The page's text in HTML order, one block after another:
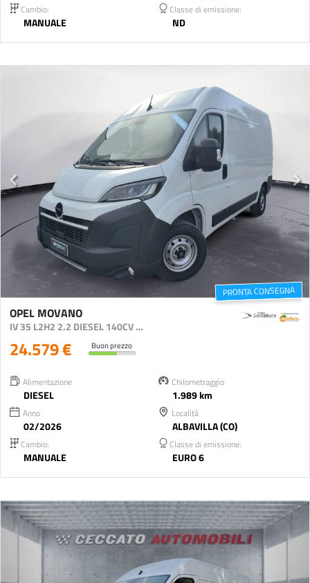
Cambio:
MANUALE
Classe di emissione:
ND
PRONTA CONSEGNA
OPEL MOVANO
IV 35 L2H2 2.2 DIESEL 140CV S&S
24.579 € Buon prezzo
Alimentazione
DIESEL
Chilometraggio
1.989 km
Anno
02/2026
Località
ALBAVILLA (CO)
Cambio:
MANUALE
Classe di emissione:
EURO 6